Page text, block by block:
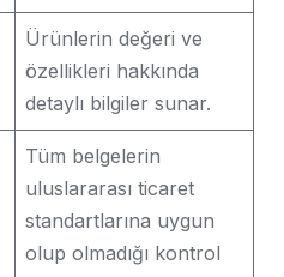
Ürünlerin değeri ve
özellikleri hakkında
detaylı bilgiler sunar.
Tüm belgelerin
uluslararası ticaret
standartlarına uygun
olup olmadığı kontrol